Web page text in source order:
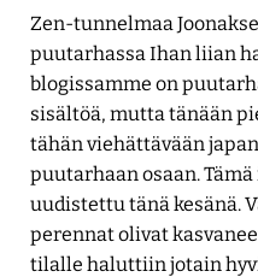
Zen-tunnelmaa
puutarhassa Ihan liian
blogissamme on
sisältöä, mutta tänään
tähän viehättävään
puutarhaan osaan.
uudistettu tänä kesänä.
perennat olivat
tilalle haluttiin jotain